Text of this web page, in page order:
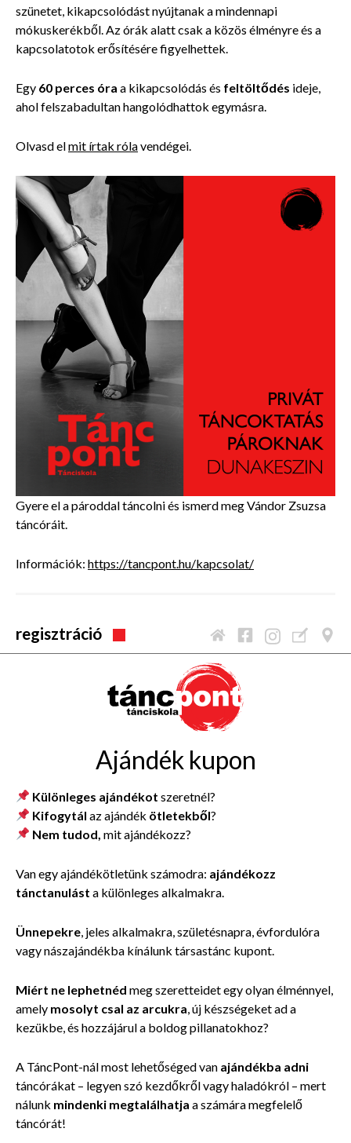
szünetet, kikapcsolódást nyújtanak a mindennapi
mókuskerékből. Az órák alatt csak a közös élményre és a
kapcsolatotok erősítésére figyelhettek.
Egy 60 perces óra a kikapcsolódás és feltöltődés ideje,
ahol felszabadultan hangolódhattok egymásra.
Olvasd elmit írtak rólavendégei.
Gyere el a pároddal táncolni és ismerd meg Vándor Zsuzsa
táncóráit.
Információk: https://tancpont.hu/kapcsolat/
regisztráció
Ajándék kupon
Különleges ajándékot szeretnél?
Kifogytálaz ajándék ötletekből?
Nem tudod,mit ajándékozz?
Van egy ajándékötletünk számodra: ajándékozz
tánctanulást a különleges alkalmakra.
Ünnepekre , jeles alkalmakra, születésnapra, évfordulóra
vagy nászajándékba kínálunk társastánc kupont.
Miért ne lephetnéd meg szeretteidet egy olyan élménnyel,
amely mosolyt csal az arcukra , új készségeket ad a
kezükbe, és hozzájárul a boldog pillanatokhoz?
A TáncPont-nál most lehetőséged van ajándékba adni
táncórákat – legyen szó kezdőkről vagy haladókról – mert
nálunk mindenki megtalálhatja a számára megfelelő
táncórát!